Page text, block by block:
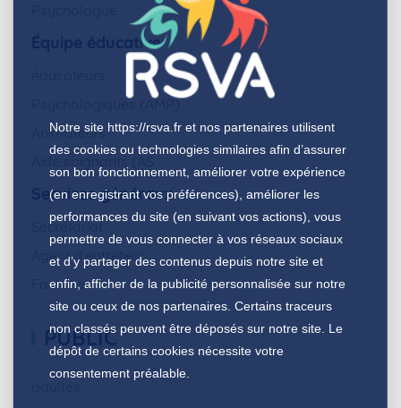
Équipe éducative
Psychologiques (AMP)
Animateurs
Services généraux
Secrétariat
Agent d’entretien
Factotum
PUBLIC
Notre site https://rsva.fret nos partenaires utilisent
des cookies ou technologies similaires afin d’assurer
son bon fonctionnement, améliorer votre expérience
(en enregistrant vos préférences), améliorer les
performances du site (en suivant vos actions), vous
permettre de vous connecter à vos réseaux sociaux
et d’y partager des contenus depuis notre site et
enfin, afficher de la publicité personnalisée sur notre
site ou ceux de nos partenaires. Certains traceurs
non classés peuvent être déposés sur notre site. Le
dépôt de certains cookies nécessite votre
consentement préalable.